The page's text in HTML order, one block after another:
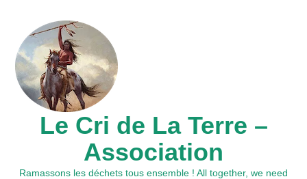
Le Cri de La Terre –
Association
Ramassons les déchets tous ensemble ! All together, we need